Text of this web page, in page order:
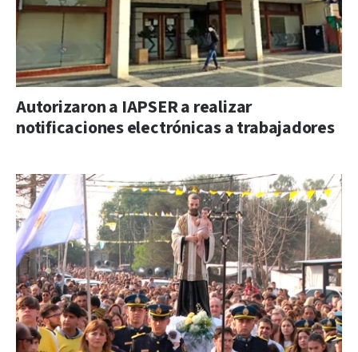
Autorizaron a IAPSER a realizar
notificaciones electrónicas a trabajadores